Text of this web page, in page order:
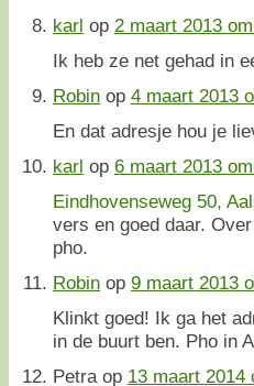
karl op 2 maart 2013
Ik heb ze net gehad in
Robin op 4 maart 2013
En dat adresje hou je
karl op 6 maart 2013
Eindhovenseweg 50,
vers en goed daar.
pho.
Robin op 9 maart 2013
Klinkt goed! Ik ga het
in de buurt ben. Pho in
Petra op 13 maart 2014